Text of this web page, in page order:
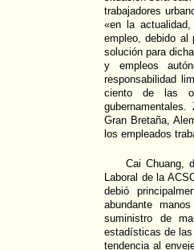
trabajadores
«en la
empleo, debido al
solución para
y empleos
responsabilidad
ciento de las
Gran Bretaña,
los empleados
Cai Chuang,
Laboral de la
debió
abundante
suministro de
estadísticas de
tendencia al